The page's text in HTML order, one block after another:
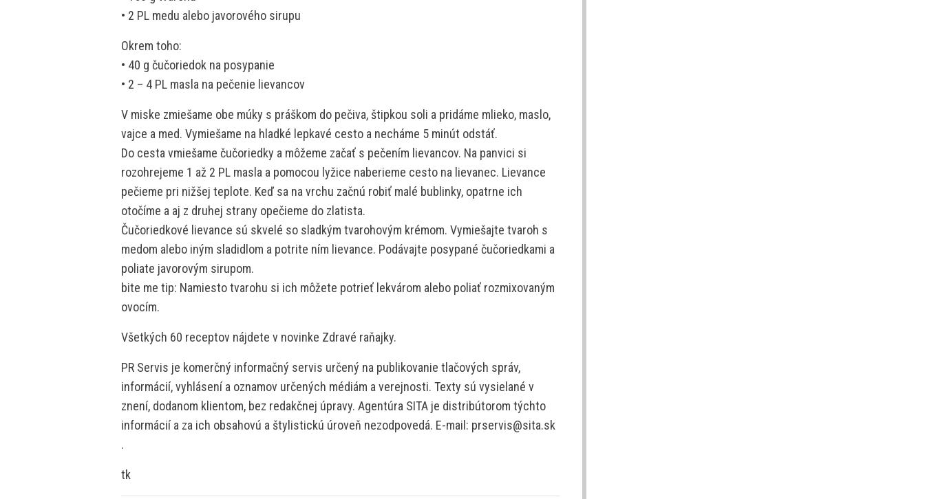
• 2 PL medu alebo javorového sirupu
Okrem toho:
• 40 g čučoriedok na posypanie
• 2 – 4 PL masla na pečenie lievancov
V miske zmiešame obe múky s práškom do pečiva, štipkou soli a pridáme mlieko, maslo,
vajce a med. Vymiešame na hladké lepkavé cesto a necháme 5 minút odstáť.
Do cesta vmiešame čučoriedky a môžeme začať s pečením lievancov. Na panvici si
rozohrejeme 1 až 2 PL masla a pomocou lyžice naberieme cesto na lievanec. Lievance
pečieme pri nižšej teplote. Keď sa na vrchu začnú robiť malé bublinky, opatrne ich
otočíme a aj z druhej strany opečieme do zlatista.
Čučoriedkové lievance sú skvelé so sladkým tvarohovým krémom. Vymiešajte tvaroh s
medom alebo iným sladidlom a potrite ním lievance. Podávajte posypané čučoriedkami a
poliate javorovým sirupom.
bite me tip: Namiesto tvarohu si ich môžete potrieť lekvárom alebo poliať rozmixovaným
ovocím.
Všetkých 60 receptov nájdete v novinke Zdravé raňajky.
PR Servis je komerčný informačný servis určený na publikovanie tlačových správ,
informácií, vyhlásení a oznamov určených médiám a verejnosti. Texty sú vysielané v
znení, dodanom klientom, bez redakčnej úpravy. Agentúra SITA je distribútorom týchto
informácií a za ich obsahovú a štylistickú úroveň nezodpovedá. E-mail: prservis@sita.sk
.
tk